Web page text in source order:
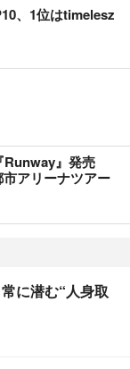
、1位はtimelesz
』発売
アリーナツアー
に潜む“人身取